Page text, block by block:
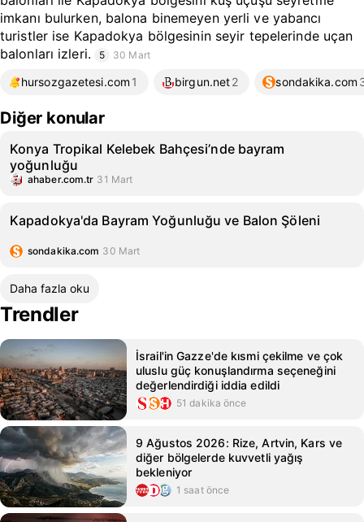
imkanı bulurken, balona binemeyen yerli ve yabancı
turistler ise Kapadokya bölgesinin seyir tepelerinde uçan
balonları izleri.
5 30 Mart
hursozgazetesi.com 1 birgun.net2 sondakika.com
Diğer konular
Konya Tropikal Kelebek Bahçesi’nde bayram
yoğunluğu
ahaber.com.tr 31 Mart
Kapadokya'da Bayram Yoğunluğu ve Balon Şöleni
sondakika.com 30 Mart
Daha fazla oku
Trendler
İsrail'in Gazze'de kısmi çekilme ve çok
uluslu güç konuşlandırma seçeneğini
değerlendirdiği iddia edildi
51 dakika önce
9 Ağustos 2026: Rize, Artvin, Kars ve
diğer bölgelerde kuvvetli yağış
bekleniyor
1 saat önce